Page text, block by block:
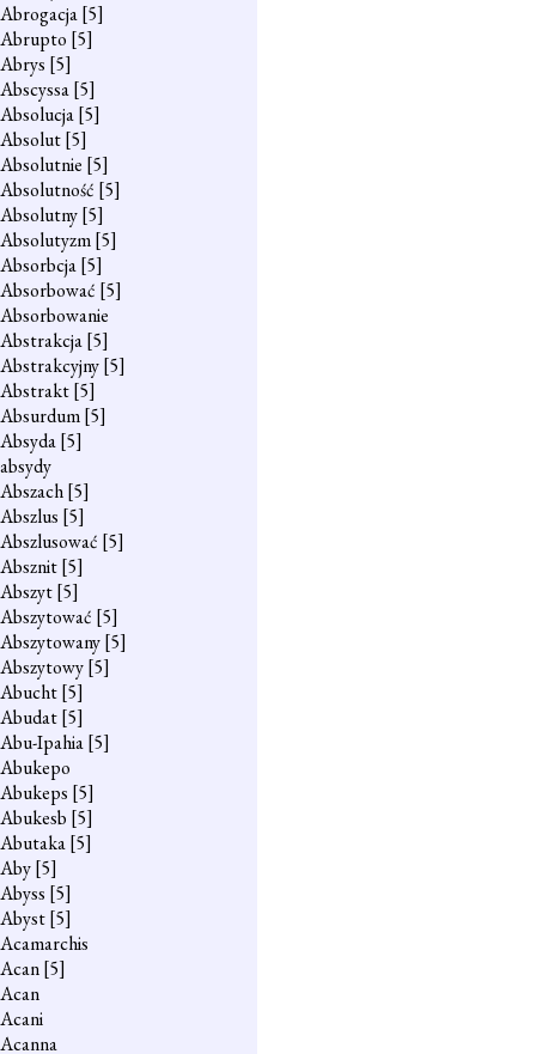
Abrogacja[5]
Abrupto [5]
Abrys [5]
Abscyssa[5]
Absolucja[5]
Absolut[5]
Absolutnie [5]
Absolutność [5]
Absolutny[5]
Absolutyzm[5]
Absorbcja[5]
Absorbować [5]
Absorbowanie
Abstrakcja[5]
Abstrakcyjny[5]
Abstrakt[5]
Absurdum[5]
Absyda[5]
absydy
Abszach[5]
Abszlus [5]
Abszlusować [5]
Absznit[5]
Abszyt[5]
Abszytować [5]
Abszytowany[5]
Abszytowy[5]
Abucht[5]
Abudat[5]
Abu-Ipahia[5]
Abukepo
Abukeps [5]
Abukesb [5]
Abutaka[5]
Aby[5]
Abyss [5]
Abyst[5]
Acamarchis
Acan[5]
Acan
Acani
Acanna